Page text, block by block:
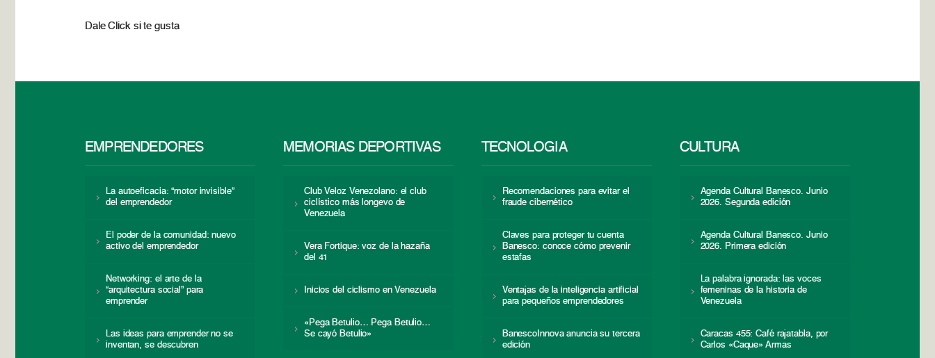
Dale Click si te gusta
EMPRENDEDORES
La autoeficacia: “motor invisible”
del emprendedor
El poder de la comunidad: nuevo
activo del emprendedor
Networking: el arte de la
“arquitectura social” para
emprender
Las ideas para emprender no se
inventan, se descubren
MEMORIAS DEPORTIVAS
Club Veloz Venezolano: el club
ciclístico más longevo de
Venezuela
Vera Fortique: voz de la hazaña
del 41
Inicios del ciclismo en Venezuela
«Pega Betulio… Pega Betulio…
Se cayó Betulio»
TECNOLOGÍA
Recomendaciones para evitar el
fraude cibernético
Claves para proteger tu cuenta
Banesco: conoce cómo prevenir
estafas
Ventajas de la inteligencia artificial
para pequeños emprendedores
BanescoInnova anuncia su tercera
edición
CULTURA
Agenda Cultural Banesco. Junio
2026. Segunda edición
Agenda Cultural Banesco. Junio
2026. Primera edición
La palabra ignorada: las voces
femeninas de la historia de
Venezuela
Caracas 455: Café rajatabla, por
Carlos «Caque» Armas